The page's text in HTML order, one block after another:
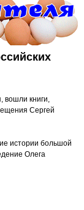
вошли книги,
Сергей
истории большой
Олега